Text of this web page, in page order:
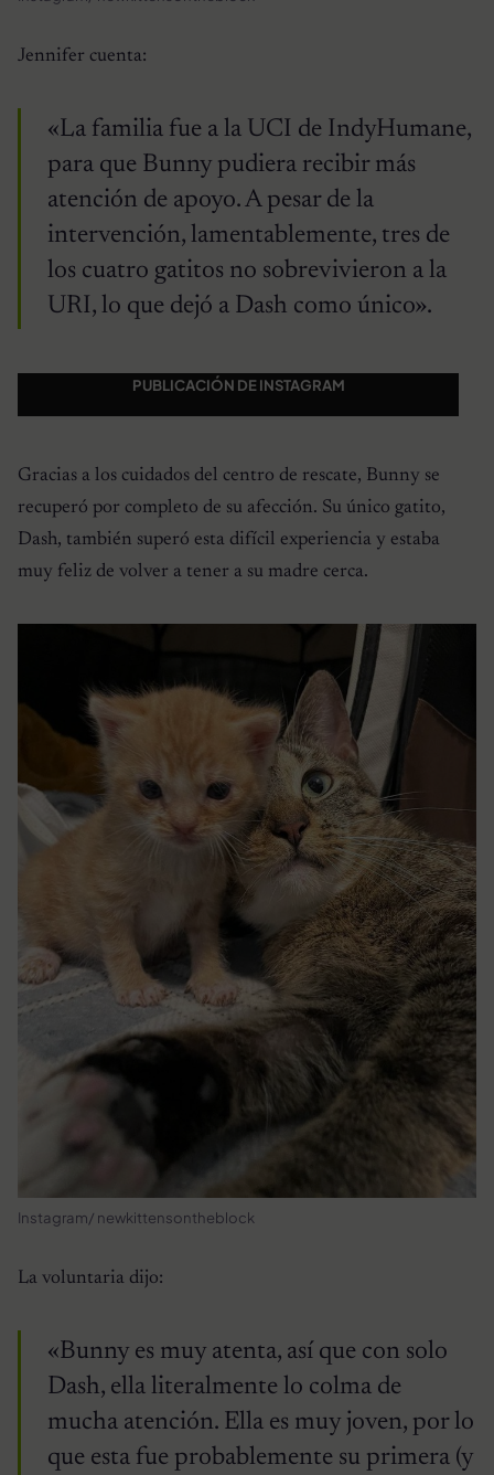
Jennifer cuenta:
«La familia fue a la UCI de IndyHumane,
para que Bunny pudiera recibir más
atención de apoyo. A pesar de la
intervención, lamentablemente, tres de
los cuatro gatitos no sobrevivieron a la
URI, lo que dejó a Dash como único».
PUBLICACIÓN DE INSTAGRAM
Gracias a los cuidados del centro de rescate, Bunny se
recuperó por completo de su afección. Su único gatito,
Dash, también superó esta difícil experiencia y estaba
muy feliz de volver a tener a su madre cerca.
Instagram/ newkittensontheblock
La voluntaria dijo:
«Bunny es muy atenta, así que con solo
Dash, ella literalmente lo colma de
mucha atención. Ella es muy joven, por lo
que esta fue probablemente su primera (y